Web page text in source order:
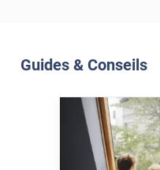
Guides & Conseils
Véranda et
bloquer
l'énergie